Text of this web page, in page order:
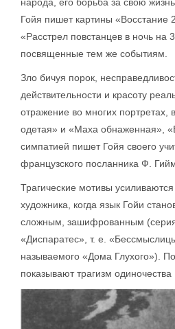
Гойя пишет картины «Восстание
«Расстрел повстанцев в ночь на
посвященные тем же событиям.
Зло бичуя порок,
действительности и красоту
отражение во многих портретах,
одетая» и «Маха обнаженная»,
симпатией пишет Гойя своего
французского посланника Ф.
Трагические мотивы
художника, когда язык Гойи
сложным, зашифрованным
«Диспаратес», т. е.
называемого «Дома Глухого»).
показывают трагизм одиночества